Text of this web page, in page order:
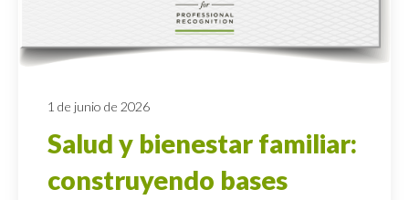
1 de junio de 2026
Salud y bienestar familiar:
construyendo bases